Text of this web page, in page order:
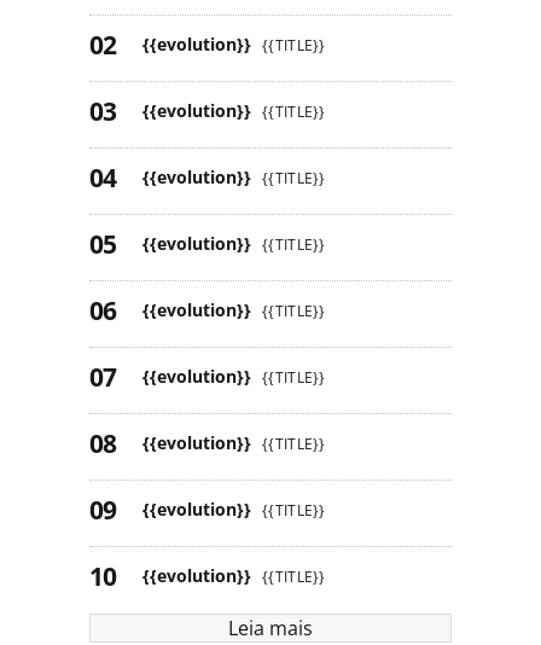
{{evolution}} {{TITLE}}
{{evolution}} {{TITLE}}
{{evolution}} {{TITLE}}
{{evolution}} {{TITLE}}
{{evolution}} {{TITLE}}
{{evolution}} {{TITLE}}
{{evolution}} {{TITLE}}
{{evolution}} {{TITLE}}
{{evolution}} {{TITLE}}
Leia mais